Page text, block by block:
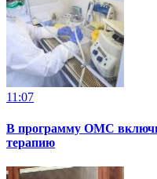
11:07
В программу ОМС
терапию